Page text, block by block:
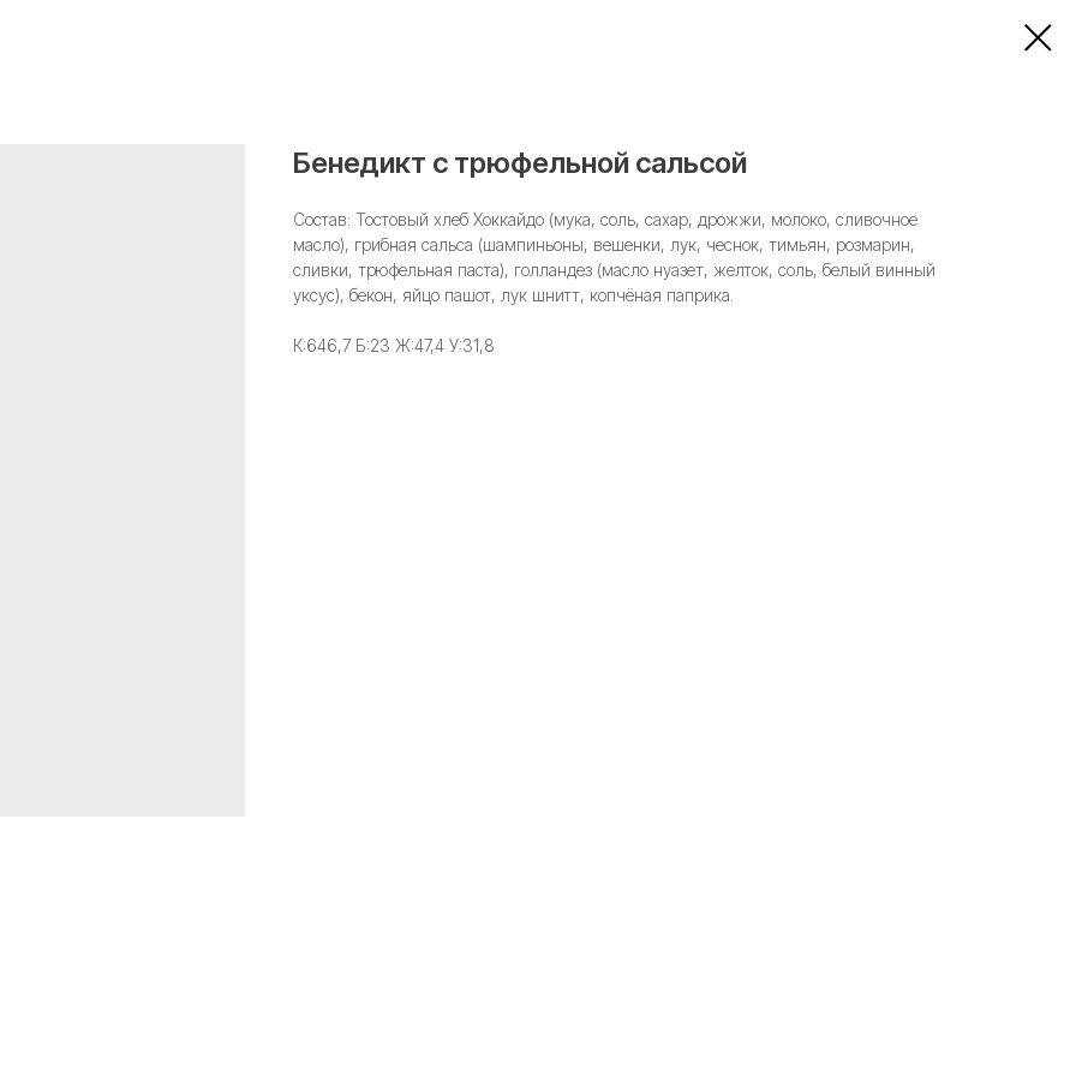
Бенедикт с трюфельной сальсой
Состав: Тостовый хлеб Хоккайдо (мука, соль, сахар, дрожжи, молоко, сливочное
масло), грибная сальса (шампиньоны, вешенки, лук, чеснок, тимьян, розмарин,
сливки, трюфельная паста), голландез (масло нуазет, желток, соль, белый винный
уксус), бекон, яйцо пашот, лук шнитт, копчёная паприка.
К:646,7 Б:23 Ж:47,4 У:31,8